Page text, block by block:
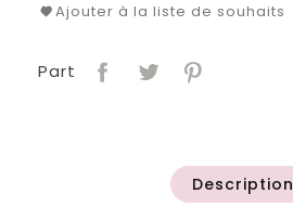
Ajouter à la liste de souhaits
Part
Description